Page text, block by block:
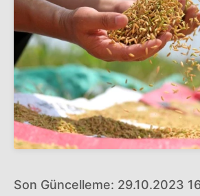
Son Güncelleme: 29.10.2023